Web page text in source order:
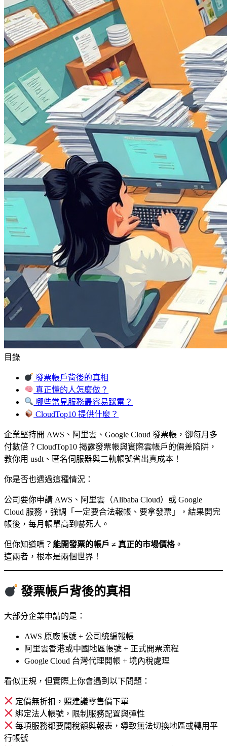
目錄
發票帳戶背後的真相
真正懂的人怎麼做？
哪些常見服務最容易踩雷？
CloudTop10 提供什麼？
企業堅持開 AWS、阿里雲、Google Cloud 發票帳，卻每月多
付數倍？CloudTop10 揭露發票帳與實際雲帳戶的價差陷阱，
教你用 usdt、匿名伺服器與二軌帳號省出真成本！
你是否也遇過這種情況：
公司要你申請 AWS、阿里雲（Alibaba Cloud）或 Google
Cloud 服務，強調「一定要合法報帳、要拿發票」，結果開完
帳後，每月帳單高到嚇死人。
但你知道嗎？ 能開發票的帳戶 ≠ 真正的市場價格。
這兩者，根本是兩個世界！
發票帳戶背後的真相
大部分企業申請的是：
AWS 原廠帳號 + 公司統編報帳
阿里雲香港或中國地區帳號 + 正式開票流程
Google Cloud 台灣代理開帳 + 境內稅處理
看似正規，但實際上你會遇到以下問題：
定價無折扣，照建議零售價下單
綁定法人帳號，限制服務配置與彈性
每項服務都要開稅額與報表，導致無法切換地區或轉用平
行帳號